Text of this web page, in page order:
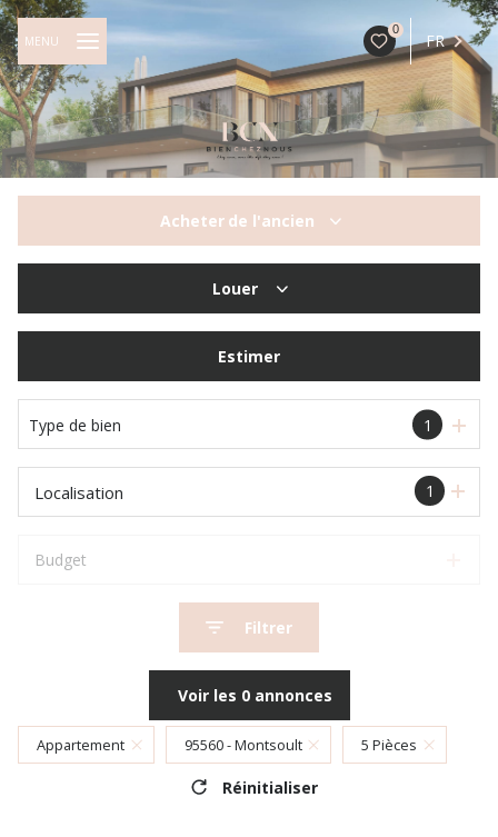
0
FR
MENU
Acheter de l'ancien
Louer
Estimer
Type de bien 1
1
Localisation
Budget
Filtrer
Voir les 0annonces
Appartement 95560 - Montsoult 5 Pièces
Réinitialiser